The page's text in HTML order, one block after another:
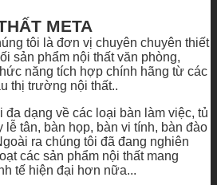
META
tôi là đơn vị chuyên chuyên thiết
sản phẩm nội thất văn phòng,
năng tích hợp chính hãng từ các
thị trường nội thất..
đa dạng về các loại bàn làm việc, tủ
lễ tân, bàn họp, bàn vi tính, bàn đào
ra chúng tôi đã đang nghiên
các sản phẩm nội thất mang
tế hiện đại hơn nữa...